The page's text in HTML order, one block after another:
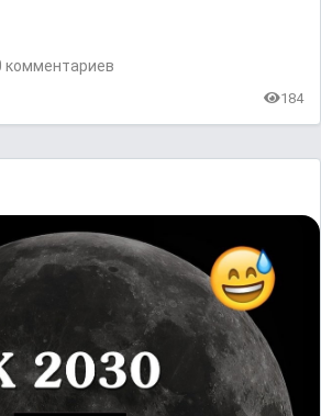
комментариев
184